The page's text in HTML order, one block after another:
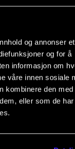
og annonser et
og for å
informasjon om
våre innen sosiale
kombinere den med
eller som de